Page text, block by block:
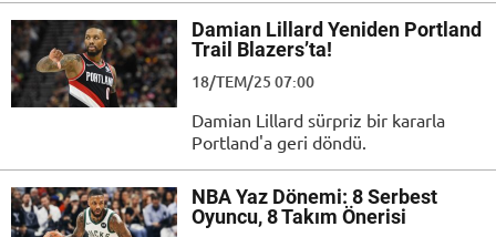
Damian Lillard Yeniden Portland
Trail Blazers’ta!
18/TEM/25 07:00
Damian Lillard sürpriz bir kararla
Portland'a geri döndü.
NBA Yaz Dönemi: 8 Serbest
Oyuncu, 8 Takım Önerisi